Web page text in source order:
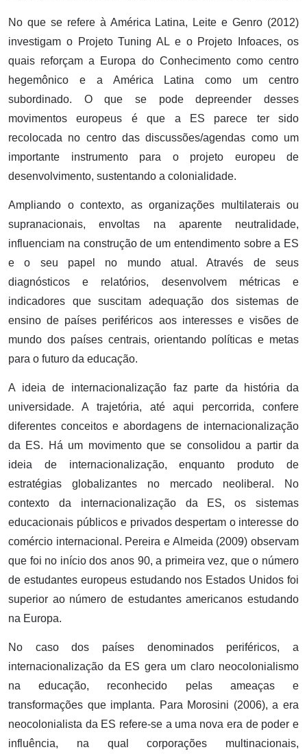
No que se refere à América Latina, Leite e Genro (2012)
investigam o Projeto Tuning AL e o Projeto Infoaces, os
quais reforçam a Europa do Conhecimento como centro
hegemônico e a América Latina como um centro
subordinado. O que se pode depreender desses
movimentos europeus é que a ES parece ter sido
recolocada no centro das discussões/agendas como um
importante instrumento para o projeto europeu de
desenvolvimento, sustentando a colonialidade.
Ampliando o contexto, as organizações multilaterais ou
supranacionais, envoltas na aparente neutralidade,
influenciam na construção de um entendimento sobre a ES
e o seu papel no mundo atual. Através de seus
diagnósticos e relatórios, desenvolvem métricas e
indicadores que suscitam adequação dos sistemas de
ensino de países periféricos aos interesses e visões de
mundo dos países centrais, orientando políticas e metas
para o futuro da educação.
A ideia de internacionalização faz parte da história da
universidade. A trajetória, até aqui percorrida, confere
diferentes conceitos e abordagens de internacionalização
da ES. Há um movimento que se consolidou a partir da
ideia de internacionalização, enquanto produto de
estratégias globalizantes no mercado neoliberal. No
contexto da internacionalização da ES, os sistemas
educacionais públicos e privados despertam o interesse do
comércio internacional. Pereira e Almeida (2009) observam
que foi no início dos anos 90, a primeira vez, que o número
de estudantes europeus estudando nos Estados Unidos foi
superior ao número de estudantes americanos estudando
na Europa.
No caso dos países denominados periféricos, a
internacionalização da ES gera um claro neocolonialismo
na educação, reconhecido pelas ameaças e
transformações que implanta. Para Morosini (2006), a era
neocolonialista da ES refere-se a uma nova era de poder e
influência, na qual corporações multinacionais,